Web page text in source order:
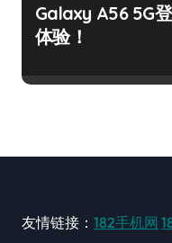
Galaxy A56 5G
体验！
友情链接： 182手机网